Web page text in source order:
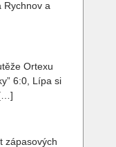
Rychnov a
Ortexu
6:0, Lípa si
zápasových